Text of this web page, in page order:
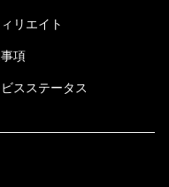
リエイト
項
スステータス